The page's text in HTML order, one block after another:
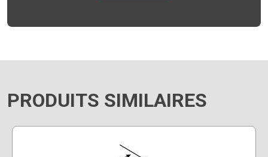
PRODUITS SIMILAIRES